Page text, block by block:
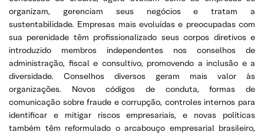
organizam, gerenciam seus negócios e tratam a
sustentabilidade. Empresas mais evoluídas e preocupadas com
sua perenidade têm profissionalizado seus corpos diretivos e
introduzido membros independentes nos conselhos de
administração, fiscal e consultivo, promovendo a inclusão e a
diversidade. Conselhos diversos geram mais valor às
organizações. Novos códigos de conduta, formas de
comunicação sobre fraude e corrupção, controles internos para
identificar e mitigar riscos empresariais, e novas políticas
também têm reformulado o arcabouço empresarial brasileiro,